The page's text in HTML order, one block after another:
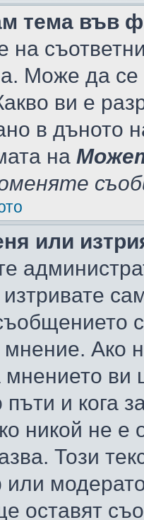
тема във
на
Може да се
ви е
в дъното
на
или
мнение. Ако
ви
пъти и кога
никой не е
Този
или
оставят